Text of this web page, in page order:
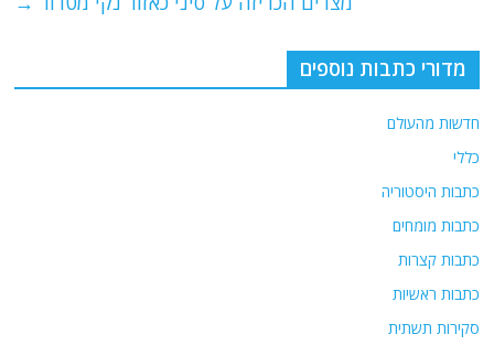
k
מדורי כתבות נוספים
חדשות מהעולם
כללי
כתבות היסטוריה
כתבות מומחים
כתבות קצרות
כתבות ראשיות
סקירות תשתית